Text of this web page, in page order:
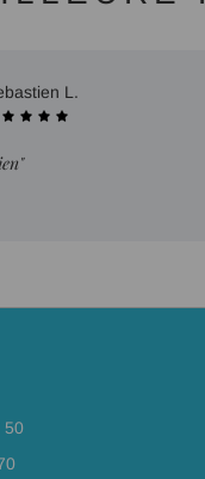
L.
50